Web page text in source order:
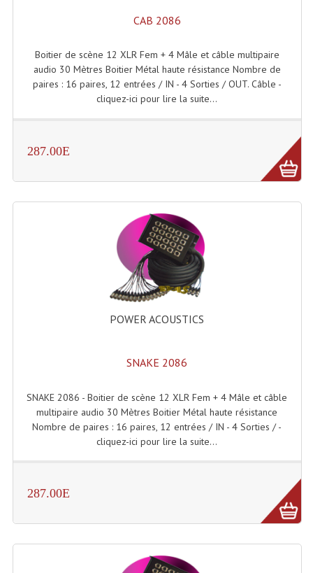
Lampes PAR
Lampes Théatre
Lyres
Petit Effets Lumineux
Projecteur De Gobo
Projecteur Extérieur Multifaisceaux
Projecteur Led Sur Batterie
Projecteurs Déco À Leds
Projecteurs Leds
Projecteurs Traditionnels
Projecteurs Cycliodes
CAB 2086
Boitier de scène 12 XLR Fem + 4 Mâle et câble multipaire
audio 30 Mètres Boitier Métal haute résistance Nombre de
paires : 16 paires, 12 entrées / IN - 4 Sorties / OUT. Câble -
cliquez-ici pour lire la suite...
287.00E
POWER ACOUSTICS
SNAKE 2086
SNAKE 2086 - Boitier de scène 12 XLR Fem + 4 Mâle et câble
multipaire audio 30 Mètres Boitier Métal haute résistance
Nombre de paires : 16 paires, 12 entrées / IN - 4 Sorties / -
cliquez-ici pour lire la suite...
287.00E